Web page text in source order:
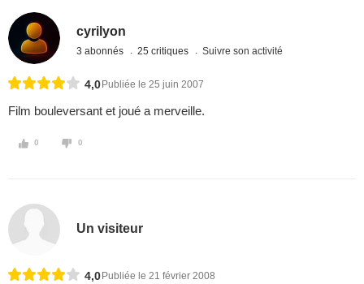
cyrilyon
3 abonnés 25 critiques Suivre son activité
4,0 Publiée le 25 juin 2007
Film bouleversant et joué a merveille.
0 0
Un visiteur
4,0 Publiée le 21 février 2008